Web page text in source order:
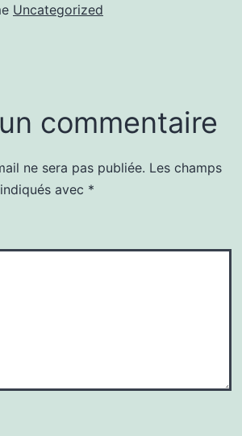
Uncategorized
commentaire
ne sera pas publiée. Les champs
avec *